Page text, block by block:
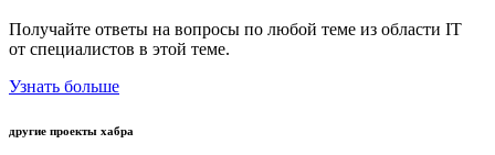
Получайте ответы на вопросы по любой теме из области IT
от специалистов в этой теме.
Узнать больше
другие проекты хабра